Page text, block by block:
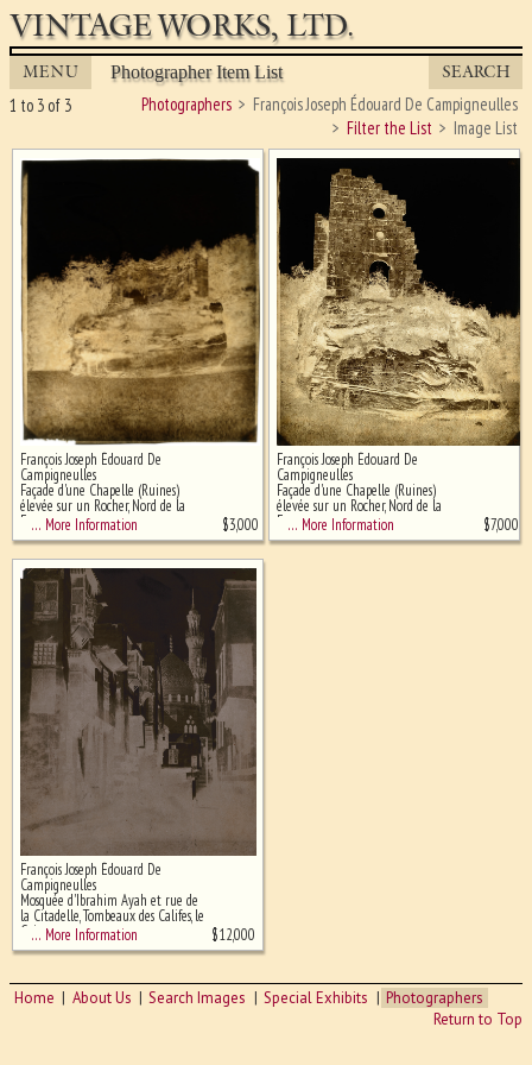
VINTAGE WORKS, LTD.
MENU Photographer Item List SEARCH
Photographers
François Joseph Édouard De Campigneulles
Filter the List
Image List
1 to 3 of 3
Ghost image behind the first for
sizing - must be here
François Joseph Édouard De
Campigneulles
Façade d'une Chapelle (Ruines)
élevée sur un Rocher, Nord de la
France
… More Information $3,000
François Joseph Édouard De
Campigneulles
Façade d'une Chapelle (Ruines)
élevée sur un Rocher, Nord de la
France
… More Information $7,000
François Joseph Édouard De
Campigneulles
Mosquée d'Ibrahim Ayah et rue de
la Citadelle, Tombeaux des Califes, le
Caire
… More Information $12,000
Home About Us Search Images Special Exhibits
Photographers
Return to Top